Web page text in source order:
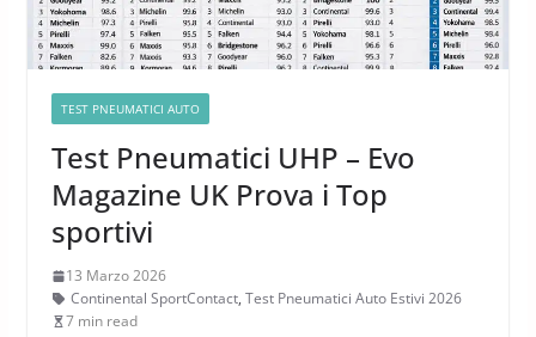
TEST PNEUMATICI AUTO
Test Pneumatici UHP – Evo
Magazine UK Prova i Top
sportivi
13 Marzo 2026
Continental SportContact, Test Pneumatici Auto Estivi 2026
7 min read